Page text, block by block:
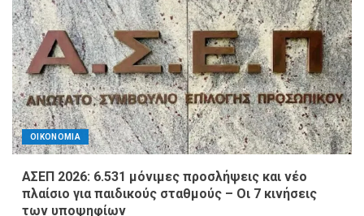
ΟΙΚΟΝΟΜΙΑ
ΑΣΕΠ 2026: 6.531 μόνιμες προσλήψεις και νέο
πλαίσιο για παιδικούς σταθμούς – Οι 7 κινήσεις
των υποψηφίων